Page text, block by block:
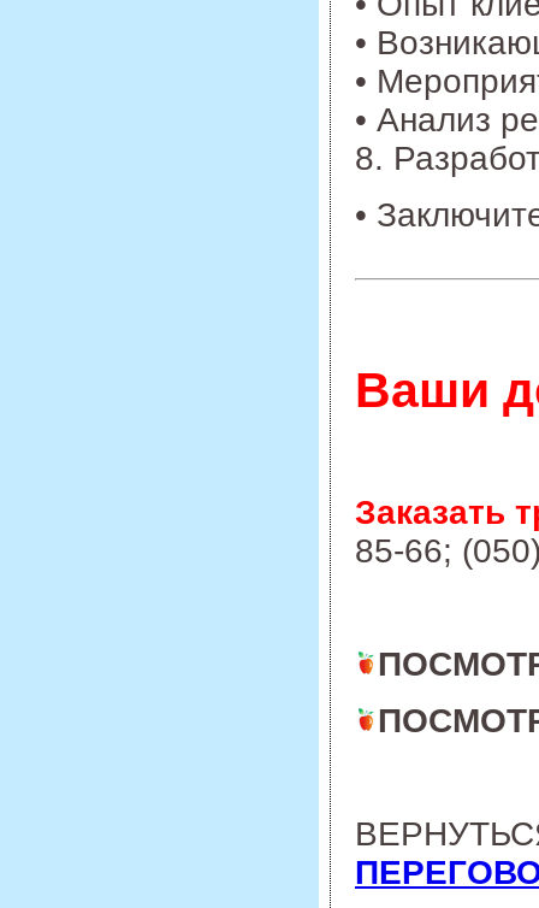
•
•
• Анализ
8.
•
Ваши
Заказать
85-66;